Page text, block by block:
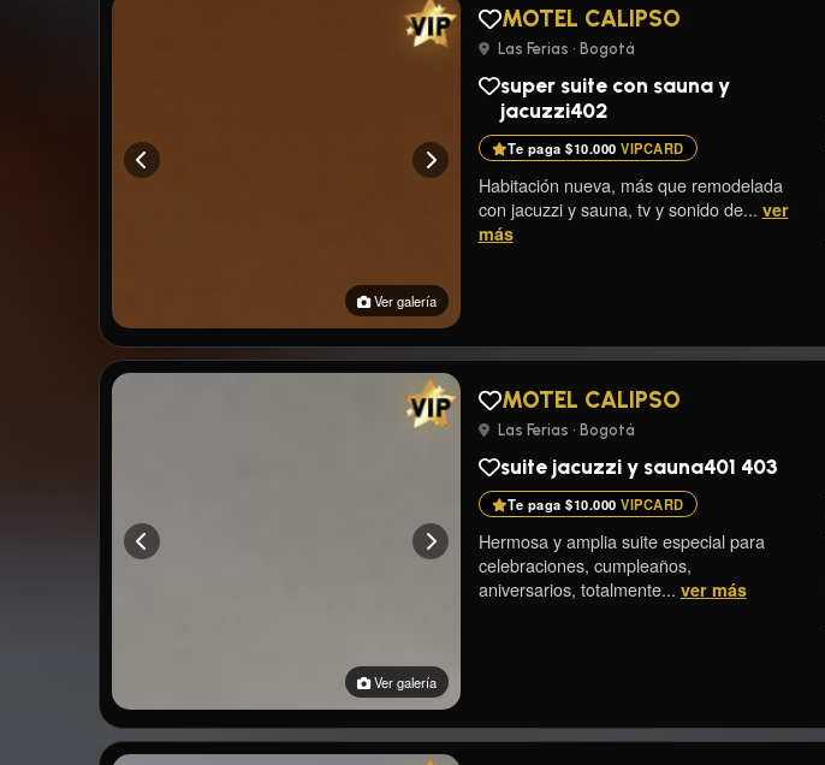
Ver galería
MOTEL CALIPSO
Las Ferias • Bogotá
super suite con sauna y
jacuzzi402
Te paga $10.000 VIPCARD
Habitación nueva, más que remodelada
con jacuzzi y sauna, tv y sonido de... ver
más
Ver galería
MOTEL CALIPSO
Las Ferias • Bogotá
suite jacuzzi y sauna401 403
Te paga $10.000 VIPCARD
Hermosa y amplia suite especial para
celebraciones, cumpleaños,
aniversarios, totalmente... ver más